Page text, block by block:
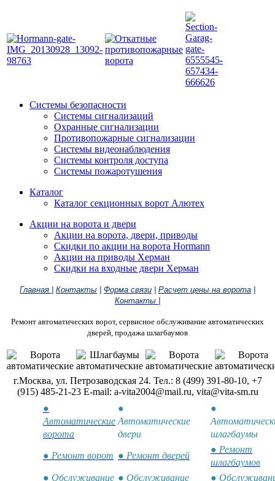
Системы безопасности
Системы сигнализаций
Охранные сигнализации
Противопожарные сигнализации
Системы видеонаблюдения
Системы контроля доступа
Системы пожаротушения
Каталог
Каталог секционных ворот Алютех
Акции на ворота и двери
Акции на ворота, двери, приводы
Скидки по акции на ворота Hormann
Акции на приводы Херман
Скидки на входные двери Херман
Главная Контакты Форма связи Расчет цены на ворота
Контакты
Ремонт автоматических ворот, сервисное обслуживание автоматических
дверей, продажа шлагбаумов
г.Москва, ул. Петрозаводская 24. Тел.: 8 (499) 391-80-10, +7
(915) 485-21-23 E-mail: a-vita2004@mail.ru, vita@vita-sm.ru
●
Автоматические
ворота
●
Автоматические
двери
●
шлагбаумы
● Ремонт ворот ● Ремонт дверей
● Ремонт
шлагбаумов
● Обслуживание ● Обслуживание ●